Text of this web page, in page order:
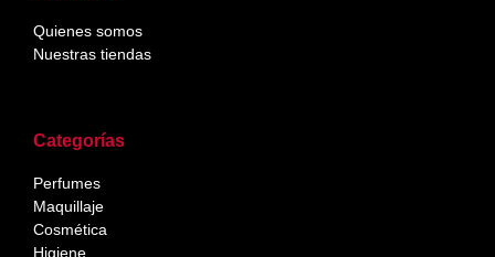
Categorías
Perfumes
Maquillaje
Cosmética
Higiene
Quienes somos
Nuestras tiendas